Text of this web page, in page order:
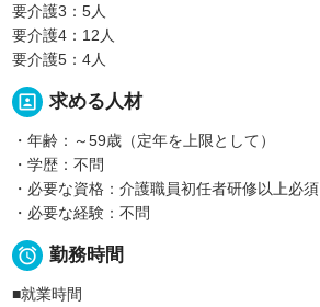
要介護3：5人
要介護4：12人
要介護5：4人
portrait 求める人材
・年齢：～59歳（定年を上限として）
・学歴：不問
・必要な資格：介護職員初任者研修以上必須
・必要な経験：不問
 勤務時間
■就業時間